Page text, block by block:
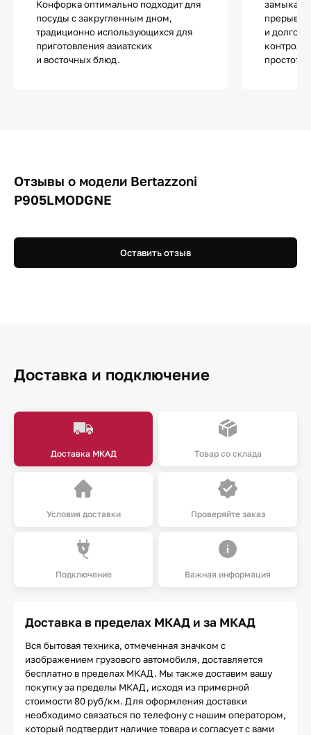
Конфорка оптимально подходит для
посуды с закругленным дном,
традиционно использующихся для
приготовления азиатских
и восточных блюд.
и
Отзывы о модели Bertazzoni
P905LMODGNE
Оставить отзыв
Доставка и подключение
Доставка МКАД Товар со склада
Условия доставки Проверяйте заказ
Подключение Важная информация
Доставка в пределах МКАД и за МКАД
Вся бытовая техника, отмеченная значком с
изображением грузового автомобиля, доставляется
бесплатно в пределах МКАД. Мы также доставим вашу
покупку за пределы МКАД, исходя из примерной
стоимости 80 руб/км. Для оформления доставки
необходимо связаться по телефону с нашим оператором,
который подтвердит наличие товара и согласует с вами